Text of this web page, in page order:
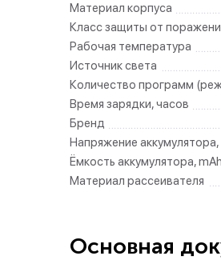
Материал корпуса
Класс защиты от
Рабочая температура
Источник света
Количество программ
Время зарядки, часов
Бренд
Напряжение аккумулятора,
Ёмкость аккумулятора, mAh
Материал рассеивателя
Основная